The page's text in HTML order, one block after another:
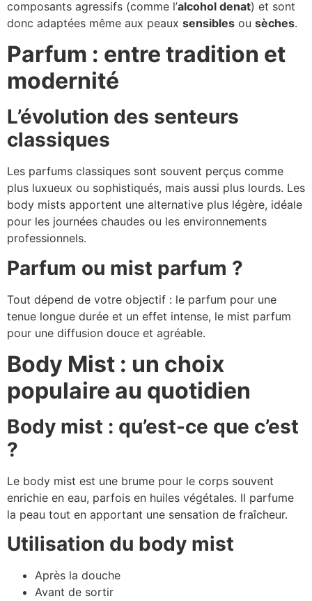
composants agressifs (comme l’alcohol denat) et sont
donc adaptées même aux peaux sensibles ou sèches.
Parfum : entre tradition et
modernité
L’évolution des senteurs
classiques
Les parfums classiques sont souvent perçus comme
plus luxueux ou sophistiqués, mais aussi plus lourds. Les
body mists apportent une alternative plus légère, idéale
pour les journées chaudes ou les environnements
professionnels.
Parfum ou mist parfum ?
Tout dépend de votre objectif : le parfum pour une
tenue longue durée et un effet intense, le mist parfum
pour une diffusion douce et agréable.
Body Mist : un choix
populaire au quotidien
Body mist : qu’est-ce que c’est
?
Le body mist est une brume pour le corps souvent
enrichie en eau, parfois en huiles végétales. Il parfume
la peau tout en apportant une sensation de fraîcheur.
Utilisation du body mist
Après la douche
Avant de sortir